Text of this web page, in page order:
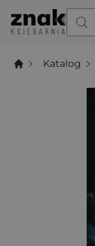
Katalog